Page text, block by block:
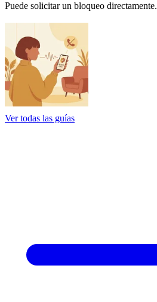
Puede solicitar un bloqueo directamente.
Ver todas las guías